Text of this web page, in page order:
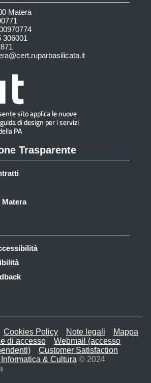
Matera
306001
Trasparente
Cookies Policy Note legali
Mappa
di accesso
Webmail (accesso
Customer Satisfaction
& Cultura © 2024